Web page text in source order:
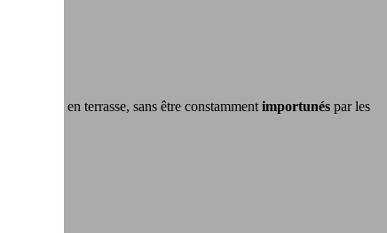
balcon ou en terrasse, sans être constammentimportunés par les